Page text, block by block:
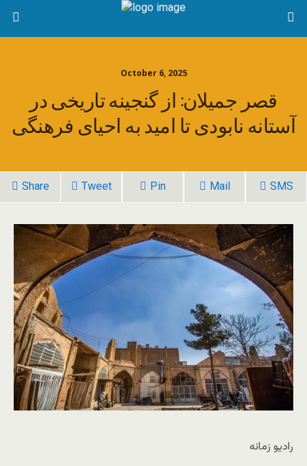
October 6, 2025
قصر جمیلان: از گنجینه تاریخی در
آستانه نابودی تا امید به احیای فرهنگی
Share Tweet Pin Mail SMS
رادیو زمانه